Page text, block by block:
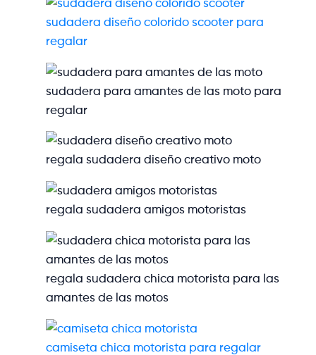
sudadera diseño colorido scooter para
regalar
sudadera para amantes de las moto para
regalar
regala sudadera diseño creativo moto
regala sudadera amigos motoristas
regala sudadera chica motorista para las
amantes de las motos
camiseta chica motorista para regalar